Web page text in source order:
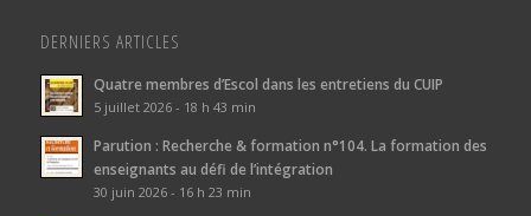
DERNIERS ARTICLES
Quatre membres d’Escol dans les entretiens du CUIP
5 juillet 2026 - 18 h 43 min
Parution : Recherche & formation n°104. La formation des
enseignants au défi de l’intégration
30 juin 2026 - 16 h 23 min